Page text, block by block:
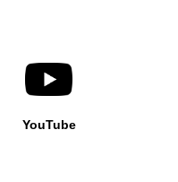
YouTube